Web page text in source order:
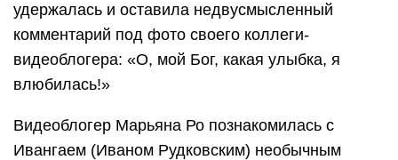
удержалась и оставила недвусмысленный
комментарий под фото своего коллеги-
видеоблогера: «О, мой Бог, какая улыбка, я
влюбилась!»
Видеоблогер Марьяна Ро познакомилась с
Ивангаем (Иваном Рудковским) необычным